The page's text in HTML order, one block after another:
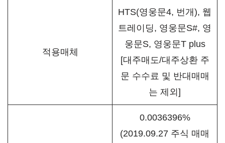
적용매체
HTS(영웅문4, 번개), 웹
트레이딩, 영웅문S#, 영
웅문S, 영웅문T plus
[대주매도/대주상환 주
문 수수료 및 반대매매
는 제외]
0.0036396%
(2019.09.27 주식 매매